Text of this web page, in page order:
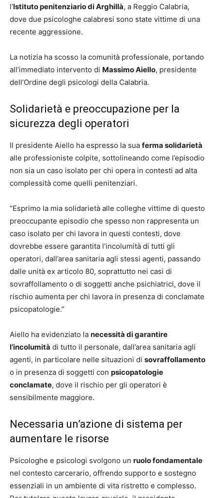
l’Istituto penitenziario di Arghillà, a Reggio Calabria,
dove due psicologhe calabresi sono state vittime di una
recente aggressione.
La notizia ha scosso la comunità professionale, portando
all’immediato intervento di Massimo Aiello, presidente
dell’Ordine degli psicologi della Calabria.
Solidarietà e preoccupazione per la
sicurezza degli operatori
Il presidente Aiello ha espresso la sua ferma solidarietà
alle professioniste colpite, sottolineando come l’episodio
non sia un caso isolato per chi opera in contesti ad alta
complessità come quelli penitenziari.
“Esprimo la mia solidarietà alle colleghe vittime di questo
preoccupante episodio che spesso non rappresenta un
caso isolato per chi lavora in questi contesti, dove
dovrebbe essere garantita l’incolumità di tutti gli
operatori, dall’area sanitaria agli stessi agenti, passando
dalle unità ex articolo 80, soprattutto nei casi di
sovraffollamento o di soggetti anche psichiatrici, dove il
rischio aumenta per chi lavora in presenza di conclamate
psicopatologie.”
Aiello ha evidenziato la necessità di garantire
l’incolumità di tutto il personale, dall’area sanitaria agli
agenti, in particolare nelle situazioni di sovraffollamento
o in presenza di soggetti con psicopatologie
conclamate, dove il rischio per gli operatori è
sensibilmente maggiore.
Necessaria un’azione di sistema per
aumentare le risorse
Psicologhe e psicologi svolgono un ruolo fondamentale
nel contesto carcerario, offrendo supporto e sostegno
essenziali in un ambiente di vita ristretto e complesso.